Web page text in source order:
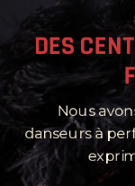
SWING
DES
Nous
danseurs à